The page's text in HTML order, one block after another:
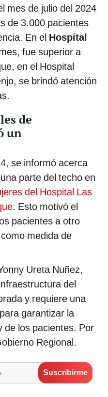
mes de julio del 2024
de 3.000 pacientes
En el Hospital
fue superior a
en el Hospital
se brindó atención
de
un
se informó acerca
parte del techo en
del Hospital Las
. Esto motivó el
pacientes a otro
medida de
Ureta Nuñez,
del
y requiere una
garantizar la
de los pacientes. Por
Regional.